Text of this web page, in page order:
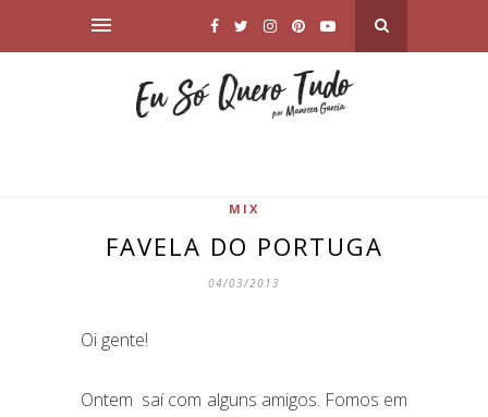
MIX
FAVELA DO PORTUGA
04/03/2013
Oi gente!
Ontem saí com alguns amigos. Fomos em